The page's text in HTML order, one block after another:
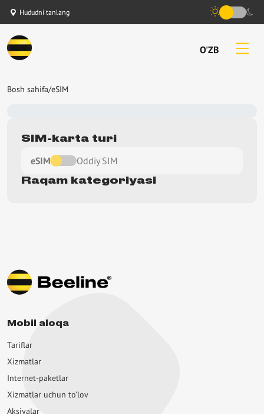
Hududni tanlang
O'ZB
tanlang
sahifa
qoidalari
Bosh sahifa/eSIM
SIM-karta turi
eSIM Oddiy SIM
Raqam kategoriyasi
Mobil aloqa
Tariflar
Xizmatlar
Internet-paketlar
Xizmatlar uchun to’lov
Aksiyalar